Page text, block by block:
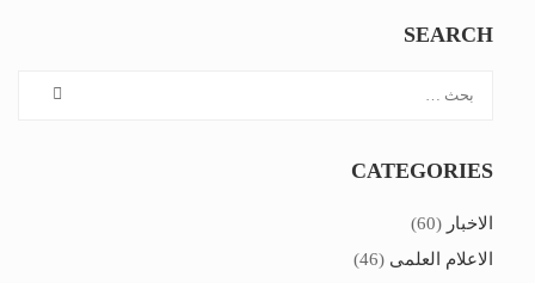
SEARCH
CATEGORIES
الاخبار (60)
الاعلام العلمى (46)